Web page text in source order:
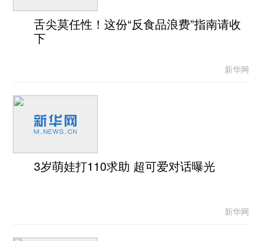
舌尖莫任性！这份“反食品浪费”指南请收
下
新华网
3岁萌娃打110求助 超可爱对话曝光
新华网